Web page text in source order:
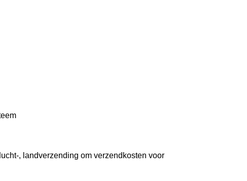
, landverzending om verzendkosten voor